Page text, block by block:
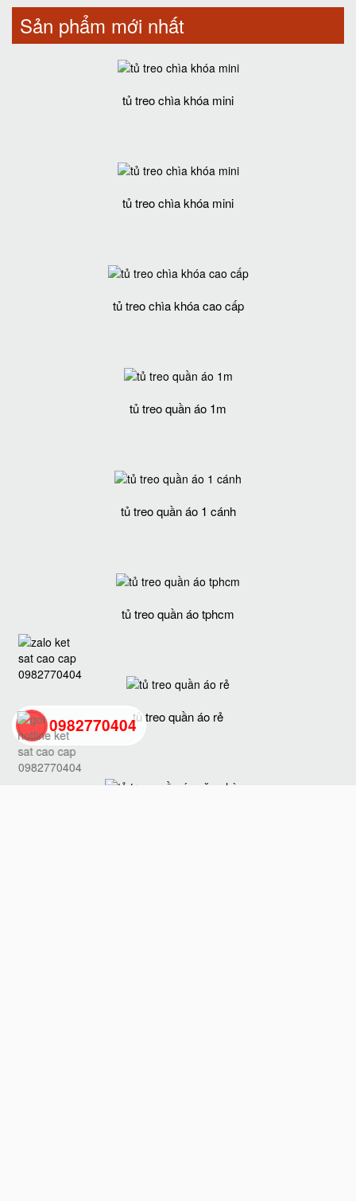
Sản phẩm mới nhất
tủ treo chìa khóa mini
tủ treo chìa khóa mini
tủ treo chìa khóa cao cấp
tủ treo quần áo 1m
tủ treo quần áo 1 cánh
tủ treo quần áo tphcm
tủ treo quần áo rẻ
0982770404